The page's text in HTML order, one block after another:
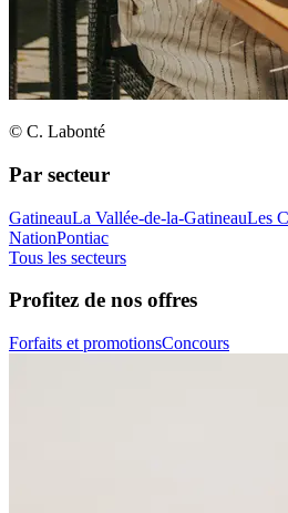
© C. Labonté
Par secteur
GatineauLa Vallée-de-la-GatineauLes
NationPontiac
Tous les secteurs
Profitez de nos offres
Forfaits et promotionsConcours